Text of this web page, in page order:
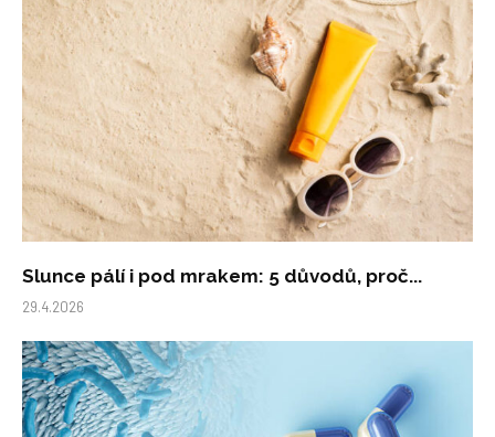
Slunce pálí i pod mrakem: 5 důvodů, proč...
29.4.2026